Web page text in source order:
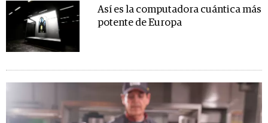
Así es la computadora cuántica más
potente de Europa